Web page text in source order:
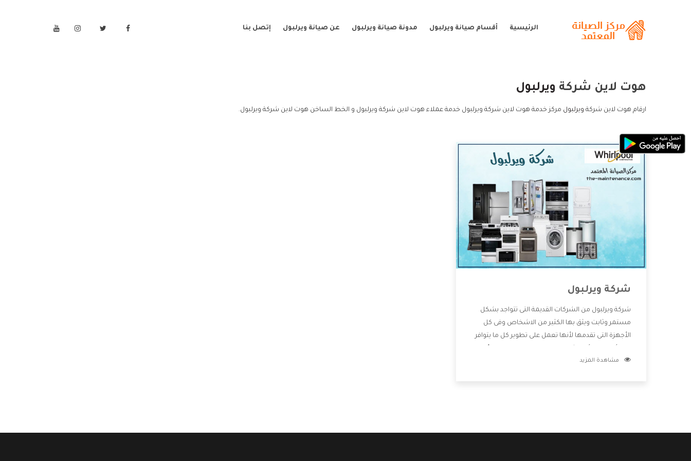
الرئيسية أقسام صيانة ويرلبول مدونة صيانة ويرلبول عن صيانة ويرلبول إتصل بنا
هوت لاين شركة ويرلبول
ارقام هوت لاين شركة ويرلبول مركز خدمة هوت لاين شركة ويرلبول خدمة عملاء هوت لاين شركة ويرلبول و الخط الساخن هوت لاين شركة ويرلبول.
شركة ويرلبول
شركة ويرلبول من الشركات القديمة التى تتواجد بشكل
مستمر وثابت ويثق بها الكثير من الاشخاص وفى كل
الأجهزة التى تقدمها لأنها تعمل على تطوير كل ما يتوافر
خدمات ما بعد البيع مع المنتجات وتقدم للعملاء أقوى
مشاهدة المزيد